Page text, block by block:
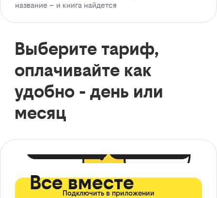
название – и книга найдется
Выберите тариф,
оплачивайте как
удобно - день или
месяц
Все вместе
Подключить в приложении